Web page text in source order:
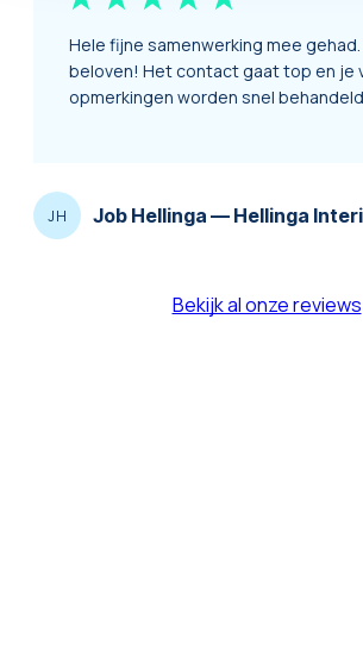
Hele fijne samenwerking mee
beloven! Het contact gaat top en je
opmerkingen worden snel
JH Job Hellinga — Hellinga
Bekijk al onze reviews